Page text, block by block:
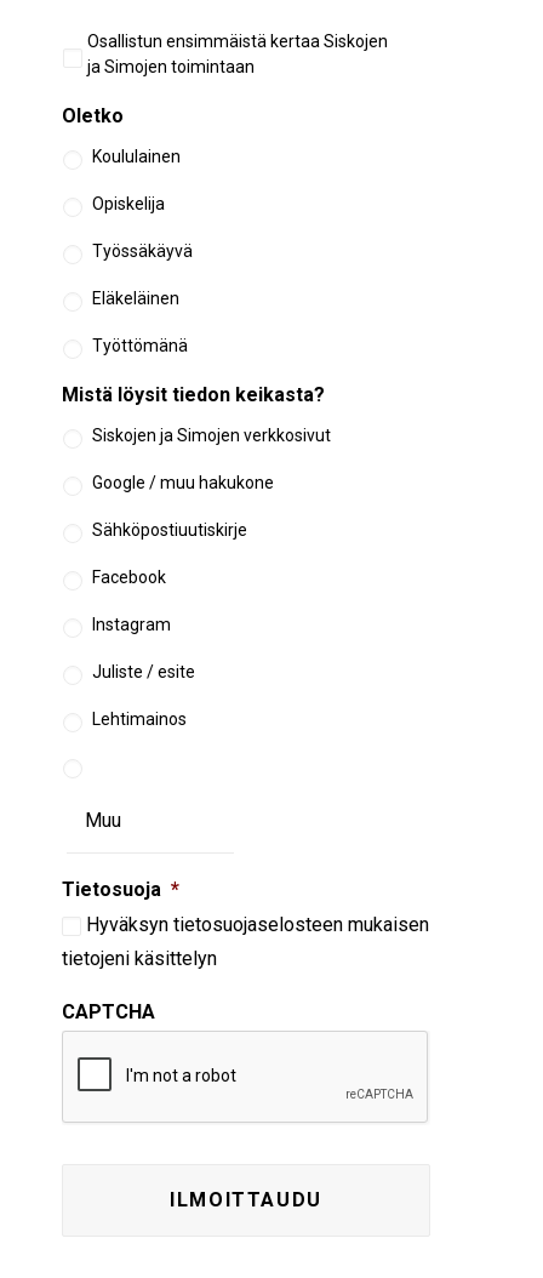
Aiempi
osallistuminen
Osallistun ensimmäistä kertaa Siskojen
ja Simojen toimintaan
Oletko
Koululainen
Opiskelija
Työssäkäyvä
Eläkeläinen
Työttömänä
Mistä löysit tiedon keikasta?
Siskojen ja Simojen verkkosivut
Google / muu hakukone
Sähköpostiuutiskirje
Facebook
Instagram
Juliste / esite
Lehtimainos
Tietosuoja *
Hyväksyn tietosuojaselosteen mukaisen
tietojeni käsittelyn
CAPTCHA